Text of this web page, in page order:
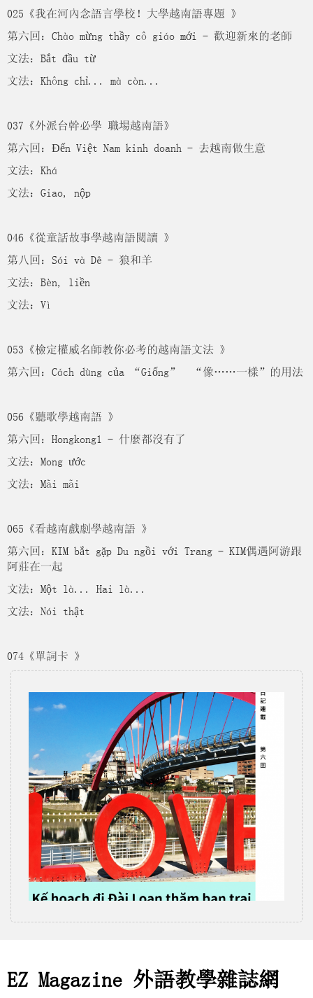
025《我在河內念語言學校！大學越南語專題 》
第六回：Chào mừng thầy cô giáo mới - 歡迎新來的老師
文法：Bắt đầu từ
文法：Không chỉ... mà còn...
037《外派台幹必學 職場越南語》
第六回：Đến Việt Nam kinh doanh - 去越南做生意
文法：Khá
文法：Giao, nộp
046《從童話故事學越南語閱讀 》
第八回：Sói và Dê - 狼和羊
文法：Bèn, liền
文法：Vì
053《檢定權威名師教你必考的越南語文法 》
第六回：Cách dùng của “Giống” “像……一樣”的用法
056《聽歌學越南語 》
第六回：Hongkong1 - 什麼都沒有了
文法：Mong ước
文法：Mãi mãi
065《看越南戲劇學越南語 》
第六回：KIM bắt gặp Du ngồi với Trang - KIM偶遇阿游跟
阿莊在一起
文法：Một là... Hai là...
文法：Nói thật
074《單詞卡 》
EZ Magazine 外語教學雜誌網